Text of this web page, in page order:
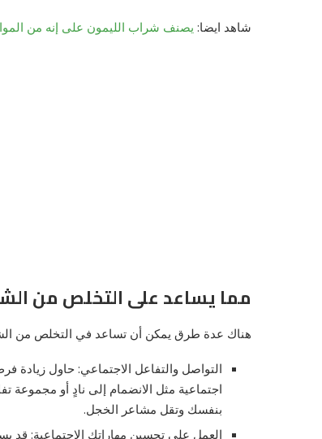
شاهد ايضا: يصنف شراب الليمون على إنه من
مما يساعد على التخلص من
هناك عدة طرق يمكن أن تساعد في التخلص من
التواصل والتفاعل الاجتماعي: حاول زيادة
اجتماعية مثل الانضمام إلى نادٍ أو مجموعة
بنفسك وتقل مشاعر الخجل.
العمل على تحسين مهاراتك الاجتماعية: قد